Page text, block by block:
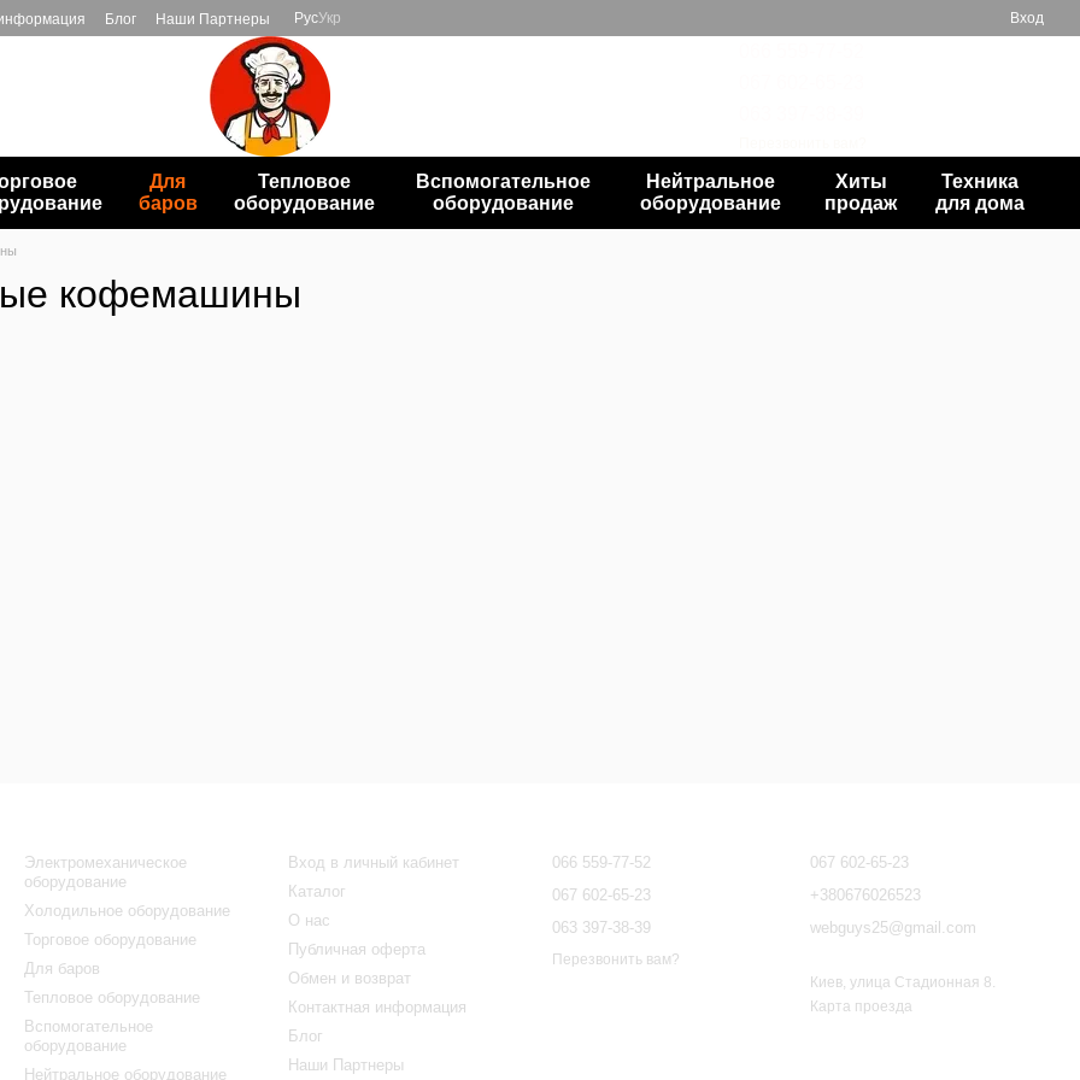
Блог Наши Партнеры РусУкр Вход
Для
баров
Тепловое
оборудование
Вспомогательное
оборудование
Нейтральное
оборудование
Хиты
продаж
Техника
для дома
кофемашины
Электромеханическое
оборудование
Холодильное оборудование
Торговое оборудование
Для баров
Тепловое оборудование
Вспомогательное
оборудование
Нейтральное оборудование
Вход в личный кабинет
Каталог
О нас
Публичная оферта
Обмен и возврат
Контактная информация
Блог
Наши Партнеры
066 559-77-52
067 602-65-23
063 397-38-39
Перезвонить вам?
067 602-65-23
+380676026523
webguys25@gmail.com
Киев, улица Стадионная 8.
Карта проезда